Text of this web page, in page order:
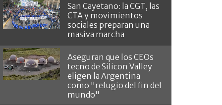
San Cayetano: la CGT, las
CTA y movimientos
sociales preparan una
masiva marcha
Aseguran que los CEOs
tecno de Silicon Valley
eligen la Argentina
como "refugio del fin del
mundo"